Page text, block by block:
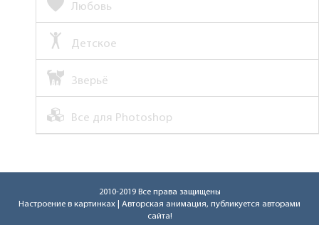
Любовь
Детское
Зверьё
Все для Photoshop
2010-2019 Все права защищены
Настроение в картинках | Авторская анимация, публикуется авторами
сайта!